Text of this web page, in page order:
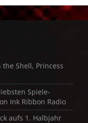
the Shell, Princess
Spiele-
Ink Ribbon Radio
aufs 1. Halbjahr